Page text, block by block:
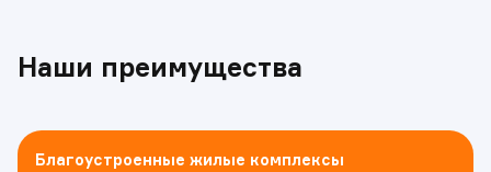
Наши преимущества
Благоустроенные жилые комплексы